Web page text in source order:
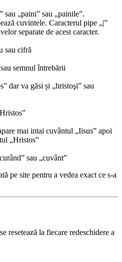
sau „paini” sau „painile”.
cuvintele. Caracterul pipe „|”
separate de acest caracter.
sau cifră
semnul întrebării
dar va găsi și „hristoşi” sau
mai intai cuvântul „Iisus” apoi
„Hristos”
sau „cuvânt”
pe site pentru a vedea exact ce s-a
resetează la fiecare redeschidere a